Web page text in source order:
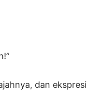
dan ekspresi